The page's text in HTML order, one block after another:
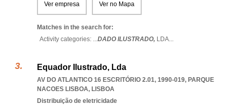
Ver empresa Ver no Mapa
Matches in the search for:
Activity categories: ...DADO ILUSTRADO, LDA...
Equador Ilustrado, Lda
AV DO ATLANTICO 16 ESCRITÓRIO 2.01, 1990-019, PARQUE
NACOES LISBOA, LISBOA
Distribuição de eletricidade